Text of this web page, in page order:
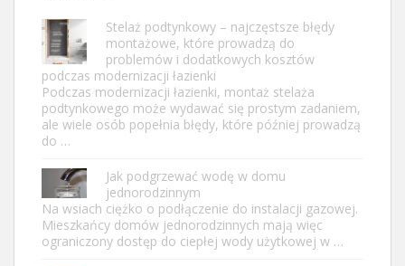
Stelaż podtynkowy – najczęstsze błędy
montażowe, które prowadzą do
problemów i dodatkowych kosztów
podczas modernizacji łazienki
Podczas modernizacji łazienki, montaż stelaża
podtynkowego może wydawać się prostym zadaniem,
ale wiele osób popełnia błędy, które później prowadzą
do …
Jak podgrzewać wodę w domu
jednorodzinnym
Na wsiach ciężko o podłączenie do instalacji gazowej.
Mieszkańcy domów jednorodzinnych mają więc
ograniczony dostęp do ciepłej wody użytkowej w …